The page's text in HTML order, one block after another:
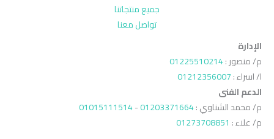
جميع منتجاتنا
تواصل معنا
الإدارة
م/ منصور :01225510214
ا/ اسراء :01212356007
الدعم الفنى
م/ محمد الشناوي :01203371664
-
01015111514
م/ علاء : 01273708851